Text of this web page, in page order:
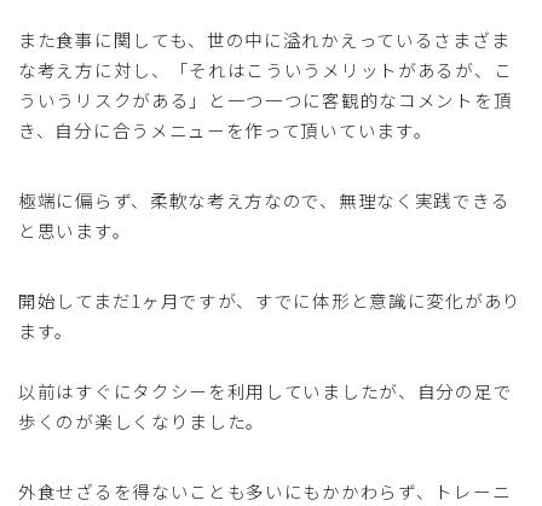
また食事に関しても、世の中に溢れかえっているさまざま
な考え方に対し、「それはこういうメリットがあるが、こ
ういうリスクがある」と一つ一つに客観的なコメントを頂
き、自分に合うメニューを作って頂いています。
極端に偏らず、柔軟な考え方なので、無理なく実践できる
と思います。
開始してまだ1ヶ月ですが、すでに体形と意識に変化があり
ます。
以前はすぐにタクシーを利用していましたが、自分の足で
歩くのが楽しくなりました。
外食せざるを得ないことも多いにもかかわらず、トレーニ